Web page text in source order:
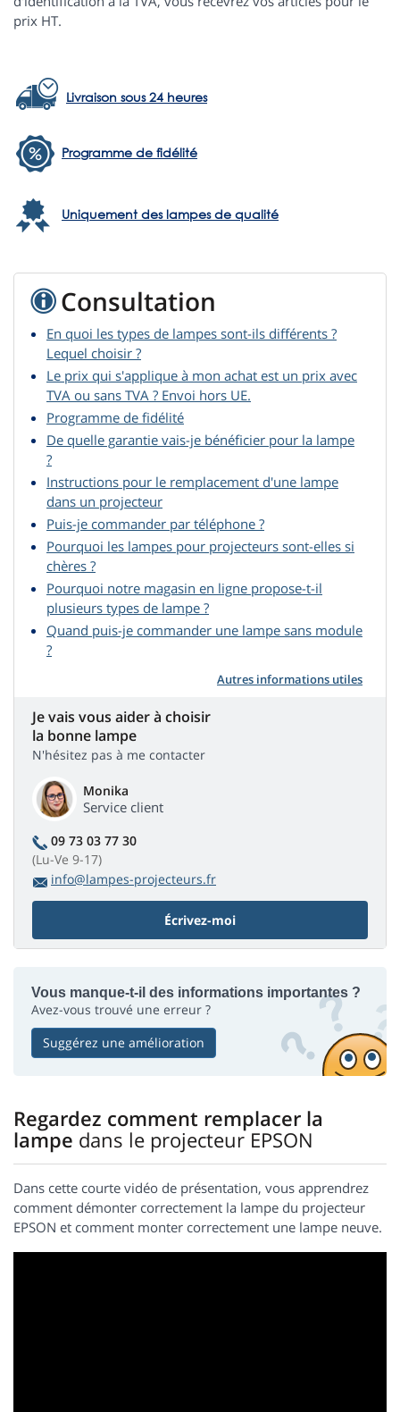
prix HT.
Livraison sous 24 heures
Programme de fidélité
Uniquement des lampes de qualité
Consultation
En quoi les types de lampes sont-ils différents ?
Lequel choisir ?
Le prix qui s'applique à mon achat est un prix avec
TVA ou sans TVA ? Envoi hors UE.
Programme de fidélité
De quelle garantie vais-je bénéficier pour la lampe
?
Instructions pour le remplacement d'une lampe
dans un projecteur
Puis-je commander par téléphone ?
Pourquoi les lampes pour projecteurs sont-elles si
chères ?
Pourquoi notre magasin en ligne propose-t-il
plusieurs types de lampe ?
Quand puis-je commander une lampe sans module
?
Autres informations utiles
Je vais vous aider à choisir
la bonne lampe
N'hésitez pas à me contacter
Monika
Service client
09 73 03 77 30
(Lu-Ve 9-17)
info@lampes-projecteurs.fr
Écrivez-moi
Vous manque-t-il des informations importantes ?
Avez-vous trouvé une erreur ?
Suggérez une amélioration
Regardez comment remplacer la
lampe dans le projecteur EPSON
Dans cette courte vidéo de présentation, vous apprendrez
comment démonter correctement la lampe du projecteur
EPSON et comment monter correctement une lampe neuve.